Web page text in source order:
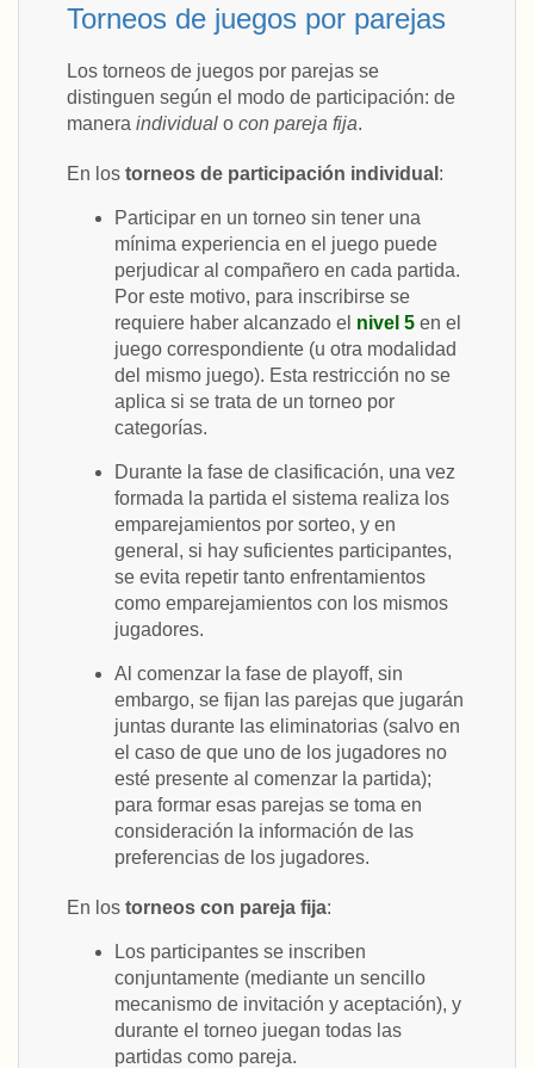
Torneos de juegos por parejas
Los torneos de juegos por parejas se
distinguen según el modo de participación: de
manera individual o con pareja fija.
En los torneos de participación individual :
Participar en un torneo sin tener una
mínima experiencia en el juego puede
perjudicar al compañero en cada partida.
Por este motivo, para inscribirse se
requiere haber alcanzado el nivel 5 en el
juego correspondiente (u otra modalidad
del mismo juego). Esta restricción no se
aplica si se trata de un torneo por
categorías.
Durante la fase de clasificación, una vez
formada la partida el sistema realiza los
emparejamientos por sorteo, y en
general, si hay suficientes participantes,
se evita repetir tanto enfrentamientos
como emparejamientos con los mismos
jugadores.
Al comenzar la fase de playoff, sin
embargo, se fijan las parejas que jugarán
juntas durante las eliminatorias (salvo en
el caso de que uno de los jugadores no
esté presente al comenzar la partida);
para formar esas parejas se toma en
consideración la información de las
preferencias de los jugadores.
En los torneos con pareja fija:
Los participantes se inscriben
conjuntamente (mediante un sencillo
mecanismo de invitación y aceptación), y
durante el torneo juegan todas las
partidas como pareja.